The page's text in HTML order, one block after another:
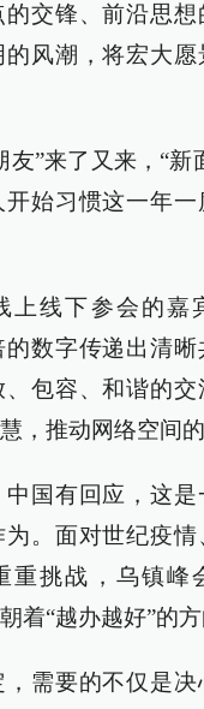
交锋、前沿思
风潮，将宏大
友”来了又来，“新
始习惯这一年
上线下参会的嘉
数字传递出清晰
包容、和谐的
，推动网络空间的
国有回应，这
。面对世纪疫情
重挑战，乌镇峰
着“越办越好”的方
需要的不仅是